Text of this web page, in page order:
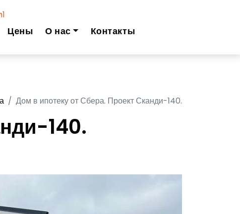
Цены О нас Контакты
Дом в ипотеку от Сбера. Проект Сканди-140.
140.